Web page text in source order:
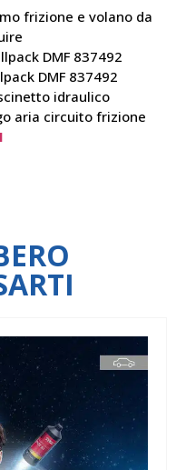
frizione e volano da
DMF 837492
DMF 837492
idraulico
aria circuito frizione